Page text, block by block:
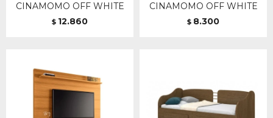
CINAMOMO OFF WHITE
$ 12.860
CINAMOMO OFF WHITE
$ 8.300